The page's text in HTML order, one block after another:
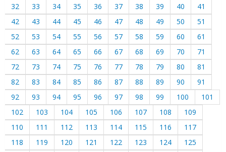
32
33 34 35 36 37 38 39 40
41
42
43 44 45 46 47 48 49 50
51
52
53 54 55 56 57 58 59 60
61
62
63 64 65 66 67 68 69 70
71
72
73 74 75 76 77 78 79 80
81
82
83 84 85 86 87 88 89 90
91
92
93 94 95 96 97 98 99 100
101
102
103 104 105 106 107 108
109
110
111 112 113 114 115 116
117
118
119 120 121 122 123 124
125